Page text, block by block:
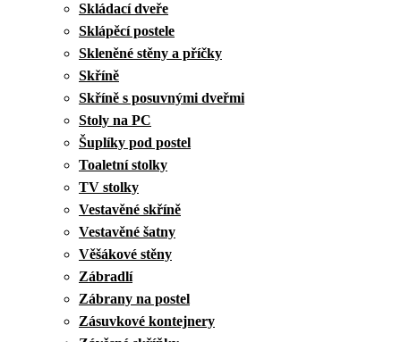
Skládací dveře
Sklápěcí postele
Skleněné stěny a příčky
Skříně
Skříně s posuvnými dveřmi
Stoly na PC
Šuplíky pod postel
Toaletní stolky
TV stolky
Vestavěné skříně
Vestavěné šatny
Věšákové stěny
Zábradlí
Zábrany na postel
Zásuvkové kontejnery